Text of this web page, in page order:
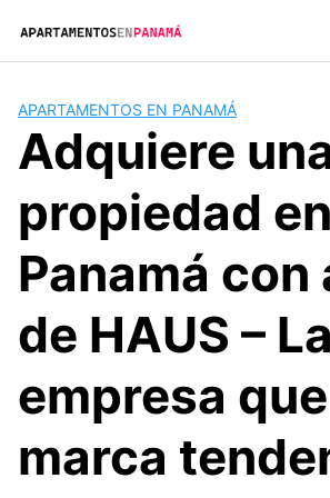
contenido
APARTAMENTOS EN PANAMÁ
Adquiere
propiedad en
Panamá con
de HAUS – La
empresa que
marca